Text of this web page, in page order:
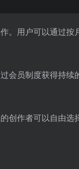
。用户可以通过按
会员制度获得持续
创作者可以自由选